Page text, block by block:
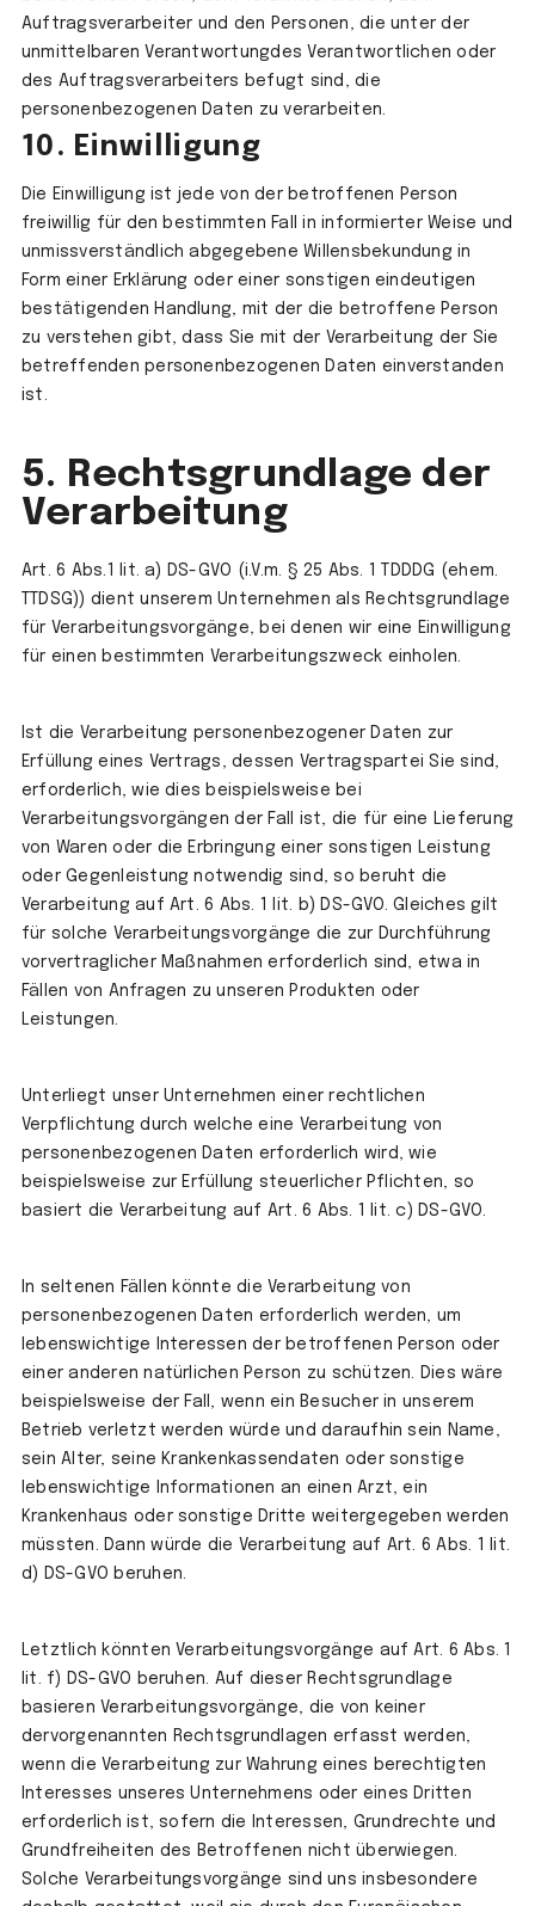
Auftragsverarbeiter und den Personen, die unter der
unmittelbaren Verantwortungdes Verantwortlichen oder
des Auftragsverarbeiters befugt sind, die
personenbezogenen Daten zu verarbeiten.
10. Einwilligung
Die Einwilligung ist jede von der betroffenen Person
freiwillig für den bestimmten Fall in informierter Weise und
unmissverständlich abgegebene Willensbekundung in
Form einer Erklärung oder einer sonstigen eindeutigen
bestätigenden Handlung, mit der die betroffene Person
zu verstehen gibt, dass Sie mit der Verarbeitung der Sie
betreffenden personenbezogenen Daten einverstanden
ist.
5. Rechtsgrundlage der
Verarbeitung
Art. 6 Abs.1 lit. a) DS-GVO (i.V.m. § 25 Abs. 1 TDDDG (ehem.
TTDSG)) dient unserem Unternehmen als Rechtsgrundlage
für Verarbeitungsvorgänge, bei denen wir eine Einwilligung
für einen bestimmten Verarbeitungszweck einholen.
Ist die Verarbeitung personenbezogener Daten zur
Erfüllung eines Vertrags, dessen Vertragspartei Sie sind,
erforderlich, wie dies beispielsweise bei
Verarbeitungsvorgängen der Fall ist, die für eine Lieferung
von Waren oder die Erbringung einer sonstigen Leistung
oder Gegenleistung notwendig sind, so beruht die
Verarbeitung auf Art. 6 Abs. 1 lit. b) DS-GVO. Gleiches gilt
für solche Verarbeitungsvorgänge die zur Durchführung
vorvertraglicher Maßnahmen erforderlich sind, etwa in
Fällen von Anfragen zu unseren Produkten oder
Leistungen.
Unterliegt unser Unternehmen einer rechtlichen
Verpflichtung durch welche eine Verarbeitung von
personenbezogenen Daten erforderlich wird, wie
beispielsweise zur Erfüllung steuerlicher Pflichten, so
basiert die Verarbeitung auf Art. 6 Abs. 1 lit. c) DS-GVO.
In seltenen Fällen könnte die Verarbeitung von
personenbezogenen Daten erforderlich werden, um
lebenswichtige Interessen der betroffenen Person oder
einer anderen natürlichen Person zu schützen. Dies wäre
beispielsweise der Fall, wenn ein Besucher in unserem
Betrieb verletzt werden würde und daraufhin sein Name,
sein Alter, seine Krankenkassendaten oder sonstige
lebenswichtige Informationen an einen Arzt, ein
Krankenhaus oder sonstige Dritte weitergegeben werden
müssten. Dann würde die Verarbeitung auf Art. 6 Abs. 1 lit.
d) DS-GVO beruhen.
Letztlich könnten Verarbeitungsvorgänge auf Art. 6 Abs. 1
lit. f) DS-GVO beruhen. Auf dieser Rechtsgrundlage
basieren Verarbeitungsvorgänge, die von keiner
dervorgenannten Rechtsgrundlagen erfasst werden,
wenn die Verarbeitung zur Wahrung eines berechtigten
Interesses unseres Unternehmens oder eines Dritten
erforderlich ist, sofern die Interessen, Grundrechte und
Grundfreiheiten des Betroffenen nicht überwiegen.
Solche Verarbeitungsvorgänge sind uns insbesondere